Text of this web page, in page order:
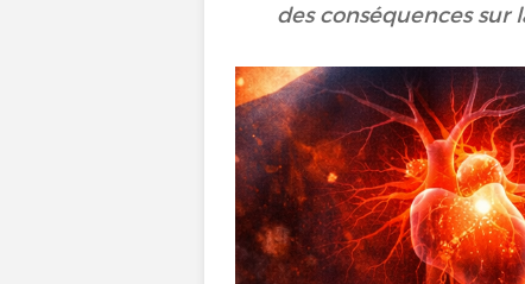
des conséquences